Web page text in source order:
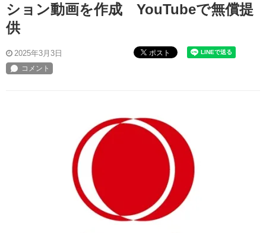
ション動画を作成 YouTubeで無償提
供
2025年3月3日 ポスト